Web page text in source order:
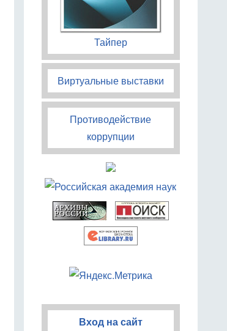
Тайпер
Виртуальные выставки
Противодействие
коррупции
Вход на сайт